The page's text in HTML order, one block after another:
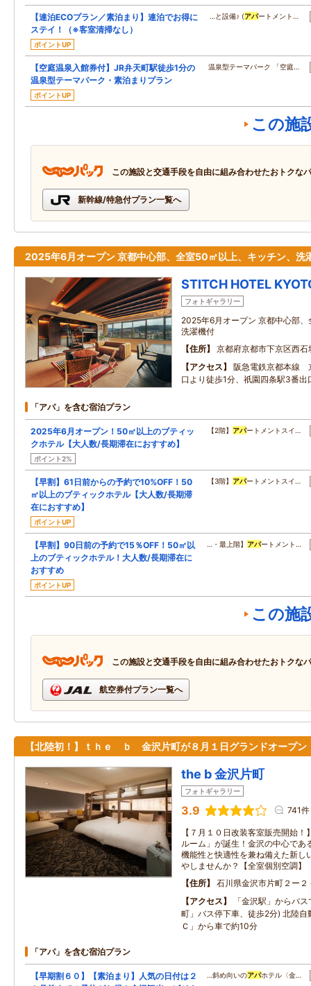
【連泊ECOプラン／素泊まり】連泊でお得に
ステイ！（※客室清掃なし）
ポイントUP
…と設備♪ (アパートメント…
【空庭温泉入館券付】JR弁天町駅徒歩1分の
温泉型テーマパーク・素泊まりプラン
ポイントUP
温泉型テーマパーク 「空庭…
この施
この施設と交通手段を自由に組み合わせたおトクな
新幹線/特急付プラン一覧へ
2025年6月オープン 京都中心部、全室50㎡以上、キッチン、洗
STITCH HOTEL
フォトギャラリー
2025年6月オープン 京都中心部
洗濯機付
住所
京都府京都市下京区西
アクセス
阪急電鉄京都本線
口より徒歩1分、祇園四条駅3番出
「アパ」を含む宿泊プラン
2025年6月オープン！50㎡以上のブティッ
クホテル【大人数/長期滞在におすすめ】
ポイント2%
【2階】 アパートメントスイ…
【早割】61日前からの予約で10%OFF！50
㎡以上のブティックホテル【大人数/長期滞
在におすすめ】
ポイントUP
【3階】 アパートメントスイ…
【早割】90日前の予約で15％OFF！50㎡以
上のブティックホテル！大人数/長期滞在に
おすすめ
ポイントUP
…・最上階】 アパートメント…
この施
この施設と交通手段を自由に組み合わせたおトクな
航空券付プラン一覧へ
【北陸初！】ｔｈｅ ｂ 金沢片町が８月１日グランドオープン
the b 金沢片町
フォトギャラリー
3.9 741件
【７月１０日改装客室販売開始
ルーム」が誕生！金沢の中心であ
機能性と快適性を兼ね備えた新し
やしませんか？【全室個別空調】
住所
石川県金沢市片町２ー２
アクセス
「金沢駅」からバ
町」バス停下車、徒歩2分) 北陸自
Ｃ」から車で約10分
「アパ」を含む宿泊プラン
【早期割６０】【素泊まり】人気の日付は２
…斜め向いのアパホテル〈金…